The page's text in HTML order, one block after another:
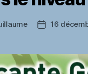
Date
16